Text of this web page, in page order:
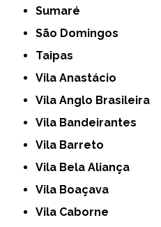
Sumaré
São Domingos
Taipas
Vila Anastácio
Vila Anglo Brasileira
Vila Bandeirantes
Vila Barreto
Vila Bela Aliança
Vila Boaçava
Vila Caborne